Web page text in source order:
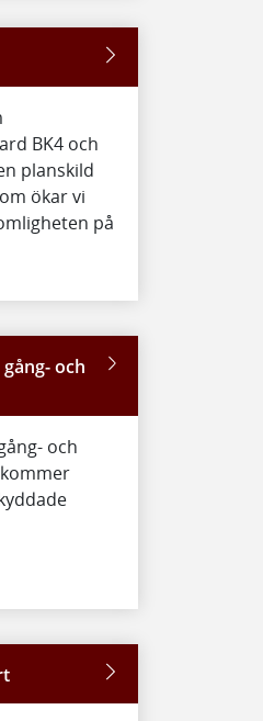
BK4 och
planskild
ökar vi
på
och
och